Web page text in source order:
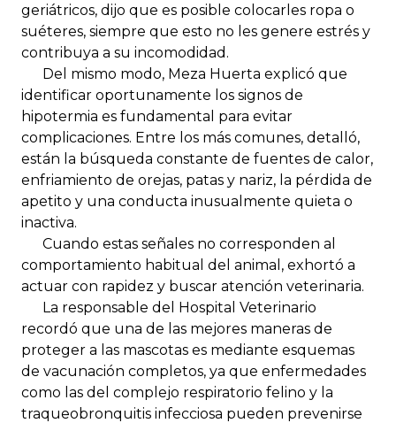
geriátricos, dijo que es posible colocarles ropa o
suéteres, siempre que esto no les genere estrés y
contribuya a su incomodidad.
Del mismo modo, Meza Huerta explicó que
identificar oportunamente los signos de
hipotermia es fundamental para evitar
complicaciones. Entre los más comunes, detalló,
están la búsqueda constante de fuentes de calor,
enfriamiento de orejas, patas y nariz, la pérdida de
apetito y una conducta inusualmente quieta o
inactiva.
Cuando estas señales no corresponden al
comportamiento habitual del animal, exhortó a
actuar con rapidez y buscar atención veterinaria.
La responsable del Hospital Veterinario
recordó que una de las mejores maneras de
proteger a las mascotas es mediante esquemas
de vacunación completos, ya que enfermedades
como las del complejo respiratorio felino y la
traqueobronquitis infecciosa pueden prevenirse